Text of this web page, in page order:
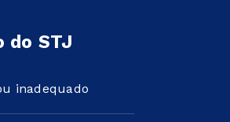
do STJ
inadequado